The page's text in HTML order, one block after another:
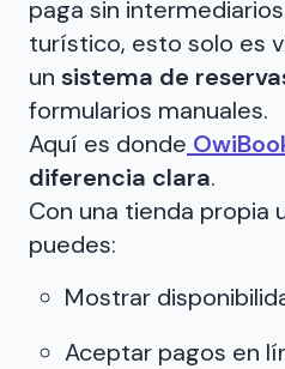
paga sin
turístico, esto solo es
un sistema de
formularios manuales.
Aquí es donde
diferencia clara.
Con una tienda propia
puedes:
Mostrar
Aceptar pagos en